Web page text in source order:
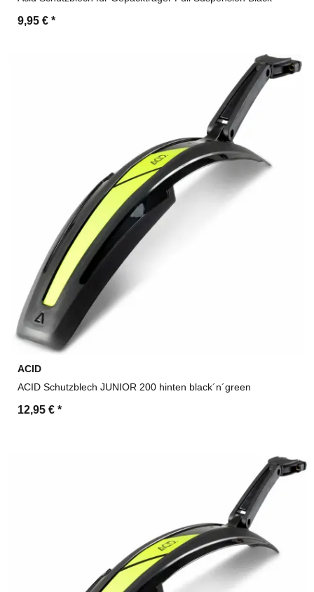
9,95 € *
ACID
ACID Schutzblech JUNIOR 200 hinten black´n´green
12,95 € *